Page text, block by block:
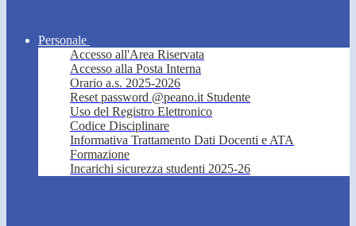
Personale
Accesso all'Area Riservata
Accesso alla Posta Interna
Orario a.s. 2025-2026
Reset password @peano.it Studente
Uso del Registro Elettronico
Codice Disciplinare
Informativa Trattamento Dati Docenti e ATA
Formazione
Incarichi sicurezza studenti 2025-26